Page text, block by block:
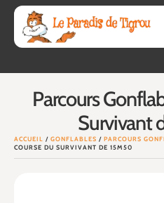
Parcours
Survivant
ACCUEIL / GONFLABLES / PARCOURS
COURSE DU SURVIVANT DE 15M50